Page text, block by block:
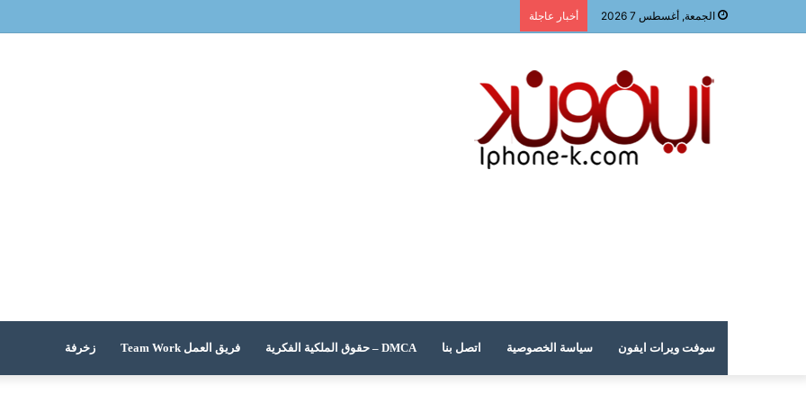
الجمعة, أغسطس 7 2026 أخبار عاجلة
سوفت ويرات ايفون سياسة الخصوصية اتصل بنا DMCA – حقوق الملكية الفكرية فريق العمل Team Work زخرفة